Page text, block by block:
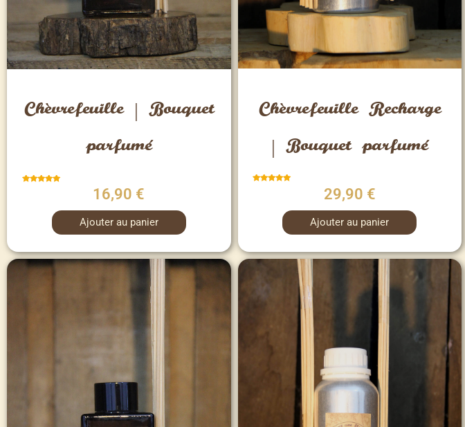
Chèvrefeuille | Bouquet
parfumé
16,90 €
Ajouter au panier
Chèvrefeuille Recharge
| Bouquet parfumé
29,90 €
Ajouter au panier